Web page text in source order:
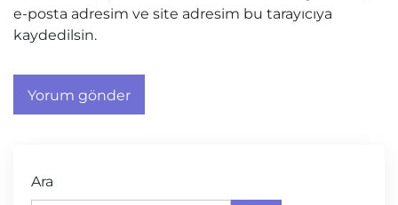
e-posta adresim ve site adresim bu tarayıcıya
kaydedilsin.
Ara